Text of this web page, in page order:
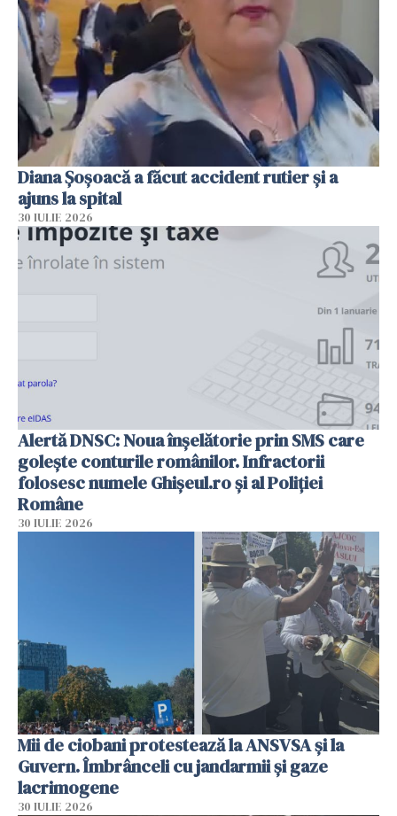
Diana Șoșoacă a făcut accident rutier și a
ajuns la spital
30 IULIE 2026
Alertă DNSC: Noua înșelătorie prin SMS care
golește conturile românilor. Infractorii
folosesc numele Ghișeul.ro și al Poliției
Române
30 IULIE 2026
Mii de ciobani protestează la ANSVSA și la
Guvern. Îmbrânceli cu jandarmii și gaze
lacrimogene
30 IULIE 2026